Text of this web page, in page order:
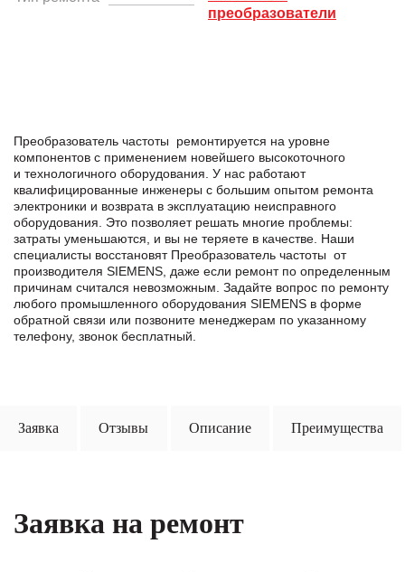
преобразователи
Преобразователь частоты ремонтируется на уровне
компонентов с применением новейшего высокоточного
и технологичного оборудования. У нас работают
квалифицированные инженеры с большим опытом ремонта
электроники и возврата в эксплуатацию неисправного
оборудования. Это позволяет решать многие проблемы:
затраты уменьшаются, и вы не теряете в качестве. Наши
специалисты восстановят Преобразователь частоты от
производителя SIEMENS, даже если ремонт по определенным
причинам считался невозможным. Задайте вопрос по ремонту
любого промышленного оборудования SIEMENS в формe
обратной связи или позвоните менеджерам по указанному
телефону, звонок бесплатный.
Заявка Отзывы Описание Преимущества
Заявка на ремонт